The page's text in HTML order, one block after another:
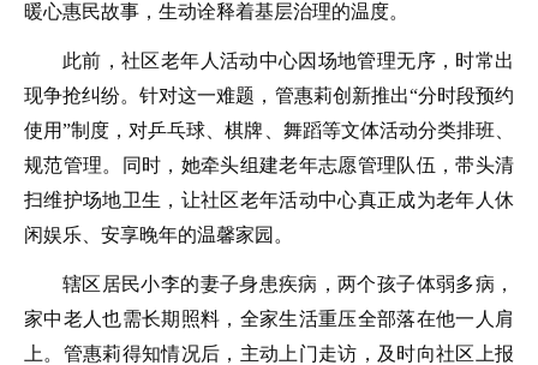
暖心惠民故事，生动诠释着基层治理的温度。
此前，社区老年人活动中心因场地管理无序，时常出
现争抢纠纷。针对这一难题，管惠莉创新推出“分时段预约
使用”制度，对乒乓球、棋牌、舞蹈等文体活动分类排班、
规范管理。同时，她牵头组建老年志愿管理队伍，带头清
扫维护场地卫生，让社区老年活动中心真正成为老年人休
闲娱乐、安享晚年的温馨家园。
辖区居民小李的妻子身患疾病，两个孩子体弱多病，
家中老人也需长期照料，全家生活重压全部落在他一人肩
上。管惠莉得知情况后，主动上门走访，及时向社区上报